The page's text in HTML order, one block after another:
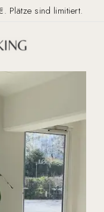
Plätze sind limitiert.